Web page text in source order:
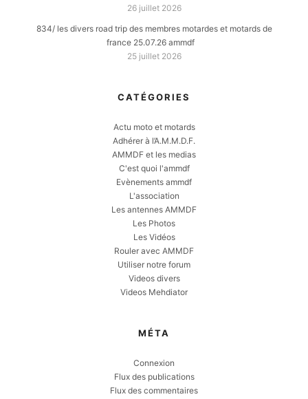
26 juillet 2026
834/ les divers road trip des membres motardes et motards de
france 25.07.26 ammdf
25 juillet 2026
CATÉGORIES
Actu moto et motards
Adhérer à l’A.M.M.D.F.
AMMDF et les medias
C'est quoi l'ammdf
Evènements ammdf
L'association
Les antennes AMMDF
Les Photos
Les Vidéos
Rouler avec AMMDF
Utiliser notre forum
Videos divers
Videos Mehdiator
MÉTA
Connexion
Flux des publications
Flux des commentaires